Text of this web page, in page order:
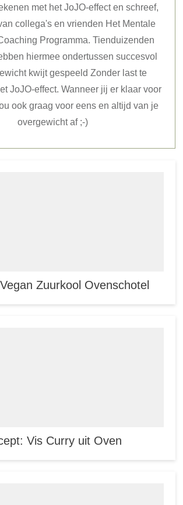
met het JoJO-effect en schreef,
collega's en vrienden Het Mentale
Programma. Tienduizenden
hiermee ondertussen succesvol
kwijt gespeeld Zonder last te
JoJO-effect. Wanneer jij er klaar voor
ook graag voor eens en altijd van je
overgewicht af ;-)
Zuurkool Ovenschotel
Vis Curry uit Oven